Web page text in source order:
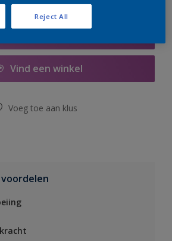
Vind een winkel
Voeg toe aan klus
Reject All